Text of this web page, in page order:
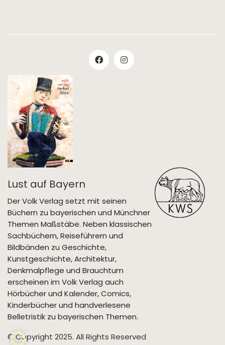
Lust auf Bayern
Der Volk Verlag setzt mit seinen
Büchern zu bayerischen und Münchner
Themen Maßstäbe. Neben klassischen
Sachbüchern, Reiseführern und
Bildbänden zu Geschichte,
Kunstgeschichte, Architektur,
Denkmalpflege und Brauchtum
erscheinen im Volk Verlag auch
Hörbücher und Kalender, Comics,
Kinderbücher und handverlesene
Belletristik zu bayerischen Themen.
© Copyright 2025. All Rights Reserved